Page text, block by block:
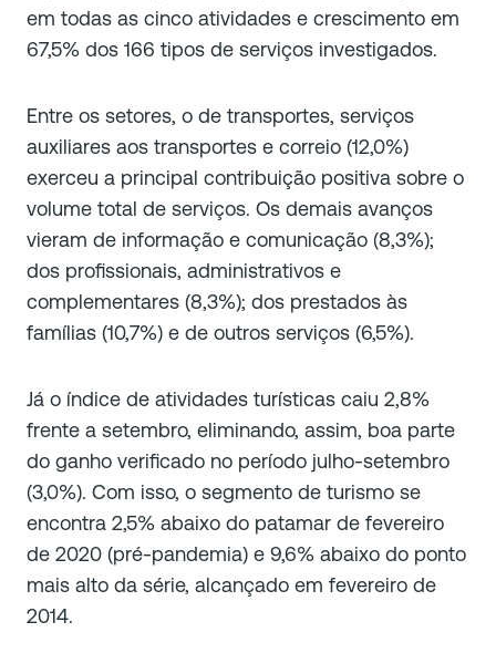
em todas as cinco atividades e crescimento em
67,5% dos 166 tipos de serviços investigados.
Entre os setores, o de transportes, serviços
auxiliares aos transportes e correio (12,0%)
exerceu a principal contribuição positiva sobre o
volume total de serviços. Os demais avanços
vieram de informação e comunicação (8,3%);
dos profissionais, administrativos e
complementares (8,3%); dos prestados às
famílias (10,7%) e de outros serviços (6,5%).
Já o índice de atividades turísticas caiu 2,8%
frente a setembro, eliminando, assim, boa parte
do ganho verificado no período julho-setembro
(3,0%). Com isso, o segmento de turismo se
encontra 2,5% abaixo do patamar de fevereiro
de 2020 (pré-pandemia) e 9,6% abaixo do ponto
mais alto da série, alcançado em fevereiro de
2014.